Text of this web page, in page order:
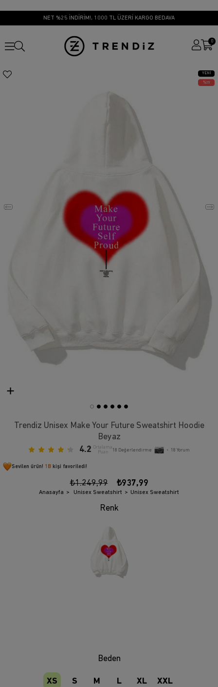
NET %25 İNDİRİM!, 1000 TL ÜZERİ KARGO BEDAVA
0
YENI
ÜRÜN
25
Trendiz Unisex Make Your Future Sweatshirt Hoodie
Beyaz
4.2 Ortalama
Puan
18 Değerlendirme • 18 Yorum
Sevilen ürün! 1B kişi favoriledi!
₺1.249,99 ₺937,99
Anasayfa Unisex Sweatshirt Unisex Sweatshirt
Beden
XS S M L XL XXL